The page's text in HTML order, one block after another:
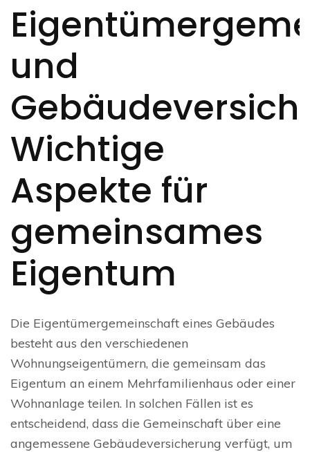
und
Wichtige
Aspekte für
gemeinsames
Eigentum
Die Eigentümergemeinschaft eines Gebäudes
besteht aus den verschiedenen
Wohnungseigentümern, die gemeinsam das
Eigentum an einem Mehrfamilienhaus oder einer
Wohnanlage teilen. In solchen Fällen ist es
entscheidend, dass die Gemeinschaft über eine
angemessene Gebäudeversicherung verfügt, um